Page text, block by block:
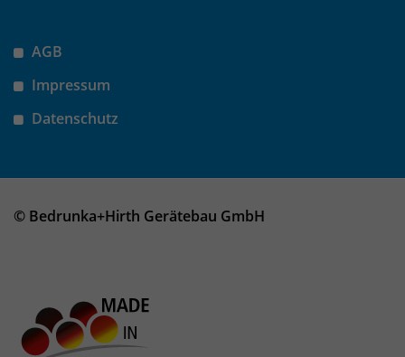
AGB
Impressum
Datenschutz
© Bedrunka+Hirth Gerätebau GmbH